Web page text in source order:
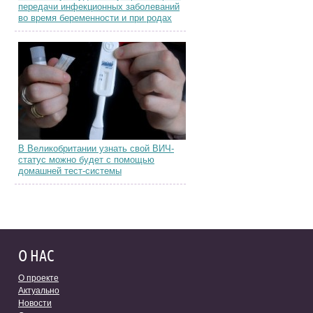
передачи инфекционных заболеваний
во время беременности и при родах
В Великобритании узнать свой ВИЧ-
статус можно будет с помощью
домашней тест-системы
О НАС
О проекте
Актуально
Новости